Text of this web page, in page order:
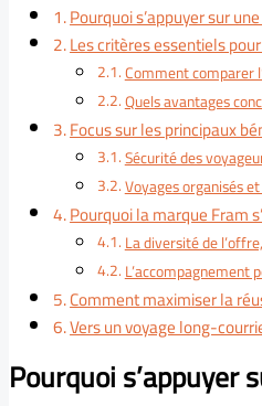
Pourquoi s’appuyer sur
Les critères essentiels
Comment comparer
Quels avantages
Focus sur les principaux
Sécurité des
Voyages organisés
Pourquoi la marque Fram
La diversité de
L’accompagnement
Comment maximiser la
Vers un voyage long-
Pourquoi s’appuyer